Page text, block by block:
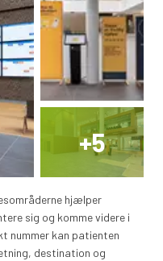
+5
hjælper
sig og komme videre i
nummer kan patienten
destination og